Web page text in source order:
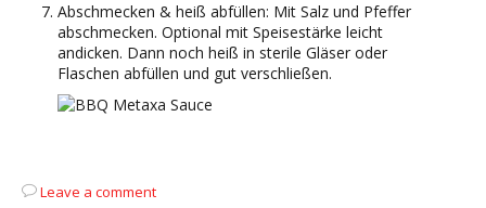
Abschmecken & heiß abfüllen: Mit Salz und Pfeffer
abschmecken. Optional mit Speisestärke leicht
andicken. Dann noch heiß in sterile Gläser oder
Flaschen abfüllen und gut verschließen.
Leave a comment